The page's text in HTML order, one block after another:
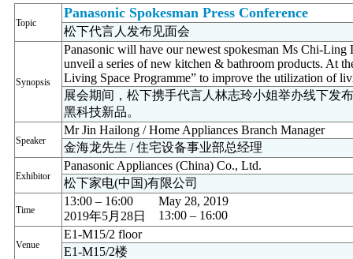
Topic
Panasonic Spokesman Press Conference
松下代言人发布见面会
Synopsis
Panasonic will have our newest spokesman Ms Chi-
unveil a series of new kitchen & bathroom products. At
Living Space Programme” to improve the utilization of
展会期间，松下携手代言人林志玲小姐举办线下发
黑科技新品。
Speaker
Mr Jin Hailong / Home Appliances Branch Manager
金海龙先生 / 住宅设备事业部总经理
Exhibitor
Panasonic Appliances (China) Co., Ltd.
松下家电(中国)有限公司
Time
13:00 – 16:00
May 28, 2019
2019年5月28日
13:00 – 16:00
Venue
E1-M15/2 floor
E1-M15/2楼